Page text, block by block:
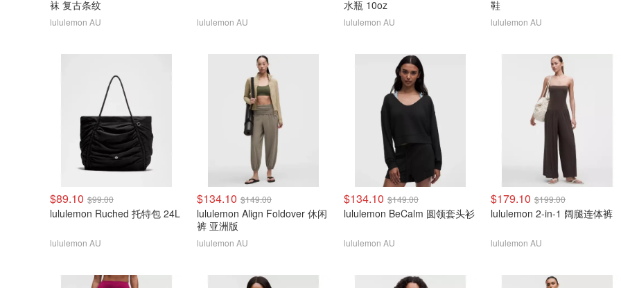
袜 复古条纹
lululemon AU lululemon AU
水瓶 10oz
lululemon AU
鞋
lululemon AU
$89.10 $99.00
lululemon Ruched 托特包 24L
lululemon AU
$134.10 $149.00
lululemon Align Foldover 休闲
裤 亚洲版
lululemon AU
$134.10 $149.00
lululemon BeCalm 圆领套头衫
lululemon AU
$179.10 $199.00
lululemon 2-in-1 阔腿连体裤
lululemon AU